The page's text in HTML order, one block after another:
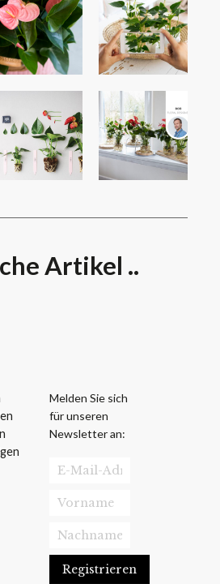
Artikel ..
Melden Sie sich
für unseren
Newsletter an: